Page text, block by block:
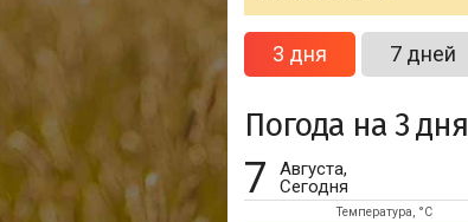
3 дня 7 дней
Погода на 3 дня
7
Августа,
Сегодня
Температура, °C